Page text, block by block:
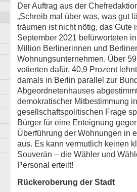
Der Auftrag aus der
„Schreib mal über was, was gut
träumen ist nicht nötig, das Gute
September 2021 befürworteten
Million Berlinerinnen und
Wohnungsunternehmen. Über
votierten dafür, 40,9 Prozent
damals in Berlin parallel zur
Abgeordnetenhauses
demokratischer Mitbestimmung
gesellschaftspolitischen Frage
Bürger für eine Enteignung
Überführung der Wohnungen in
aus. Es kann vermutlich keinen
Souverän – die Wähler und
Personal erteilt!
Rückeroberung der Stadt